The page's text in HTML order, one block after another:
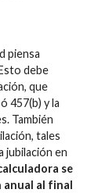
piensa
debe
que
457(b) y la
También
tales
jubilación en
se
al final